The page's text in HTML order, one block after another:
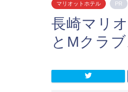
マリオットホテル PR
長崎マリ
とMクラ